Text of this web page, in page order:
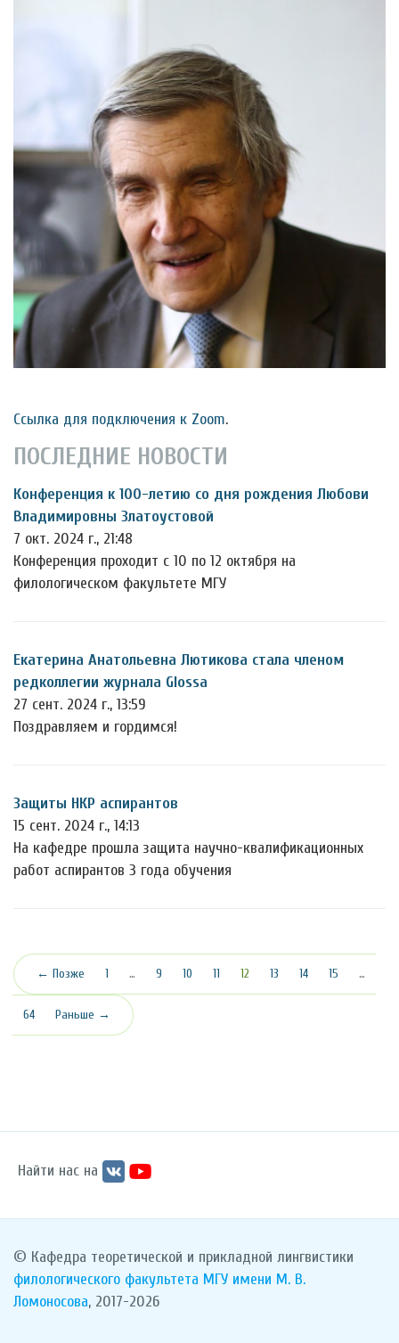
Ссылка для подключения к Zoom.
ПОСЛЕДНИЕ НОВОСТИ
Конференция к 100-летию со дня рождения Любови
Владимировны Златоустовой
7 окт. 2024 г., 21:48
Конференция проходит с 10 по 12 октября на
филологическом факультете МГУ
Екатерина Анатольевна Лютикова стала членом
редколлегии журнала Glossa
27 сент. 2024 г., 13:59
Поздравляем и гордимся!
Защиты НКР аспирантов
15 сент. 2024 г., 14:13
На кафедре прошла защита научно-квалификационных
работ аспирантов 3 года обучения
← Позже 1 … 9 10 11 12 (текущая)
13 14 15 …
64 Раньше →
Найти нас на
© Кафедра теоретической и прикладной лингвистики
филологического факультета МГУ имени М. В.
Ломоносова, 2017-2026